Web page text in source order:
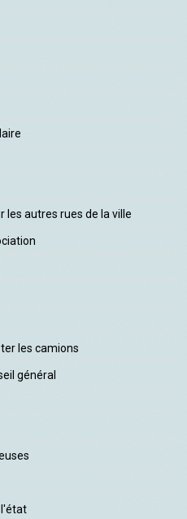
les autres rues de la ville
les camions
général
l'état